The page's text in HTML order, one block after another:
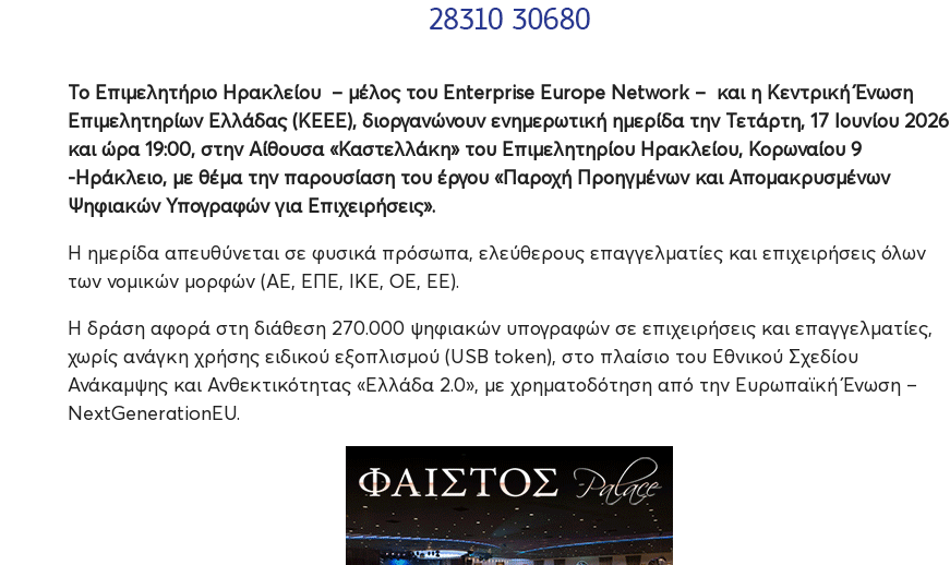
Το Επιμελητήριο Ηρακλείου – μέλος του Enterprise Europe Network – και η Κεντρική Ένωση
Επιμελητηρίων Ελλάδας (ΚΕΕΕ), διοργανώνουν ενημερωτική ημερίδα την Τετάρτη, 17 Ιουνίου 2026
και ώρα 19:00, στην Αίθουσα «Καστελλάκη» του Επιμελητηρίου Ηρακλείου, Κορωναίου 9
-Ηράκλειο, με θέμα την παρουσίαση του έργου «Παροχή Προηγμένων και Απομακρυσμένων
Ψηφιακών Υπογραφών για Επιχειρήσεις».
Η ημερίδα απευθύνεται σε φυσικά πρόσωπα, ελεύθερους επαγγελματίες και επιχειρήσεις όλων
των νομικών μορφών (ΑΕ, ΕΠΕ, ΙΚΕ, ΟΕ, ΕΕ).
Η δράση αφορά στη διάθεση 270.000 ψηφιακών υπογραφών σε επιχειρήσεις και επαγγελματίες,
χωρίς ανάγκη χρήσης ειδικού εξοπλισμού (USB token), στο πλαίσιο του Εθνικού Σχεδίου
Ανάκαμψης και Ανθεκτικότητας «Ελλάδα 2.0», με χρηματοδότηση από την Ευρωπαϊκή Ένωση –
NextGenerationEU.